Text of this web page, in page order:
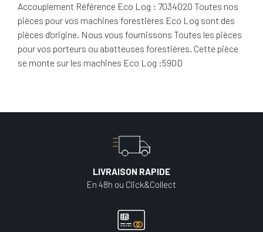
Accouplement Référence Eco Log : 7034020 Toutes nos
pièces pour vos machines forestières Eco Log sont des
pièces d'origine. Nous vous fournissons Toutes les pièces
pour vos porteurs ou abatteuses forestières. Cette pièce
se monte sur les machines Eco Log :590D
LIVRAISON RAPIDE
En 48h ou Click&Collect